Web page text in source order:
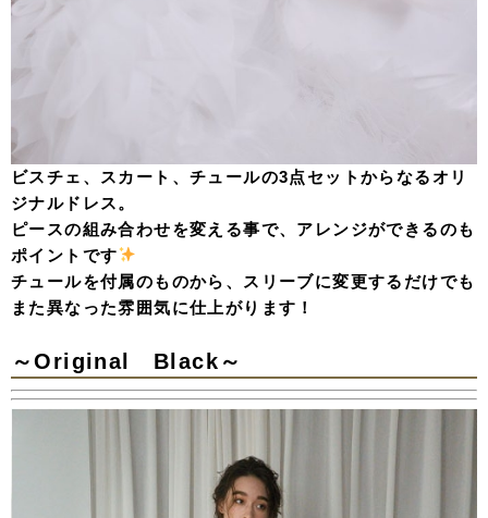
ビスチェ、スカート、チュールの3点セットからなるオリ
ジナルドレス。
ピースの組み合わせを変える事で、アレンジができるのも
ポイントです
チュールを付属のものから、スリーブに変更するだけでも
また異なった雰囲気に仕上がります！
～Original Black～